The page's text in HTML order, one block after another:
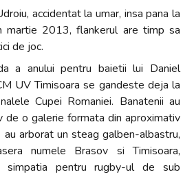
accidentat la umar, insa pana la
martie 2013, flankerul are timp sa
de joc.
a anului pentru baietii lui Daniel
UV Timisoara se gandeste deja la
Cupei Romaniei. Banatenii au
o galerie formata din aproximativ
arborat un steag galben-albastru,
numele Brasov si Timisoara,
simpatia pentru rugby-ul de sub